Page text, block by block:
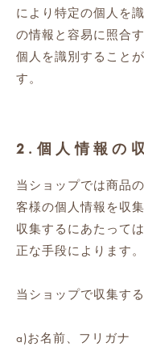
により特定の個人を
の情報と容易に照合
個人を識別すること
す。
2.個人情報の
当ショップでは商品
客様の個人情報を収
収集するにあたって
正な手段によります。
当ショップで収集す
a)お名前、フリガナ